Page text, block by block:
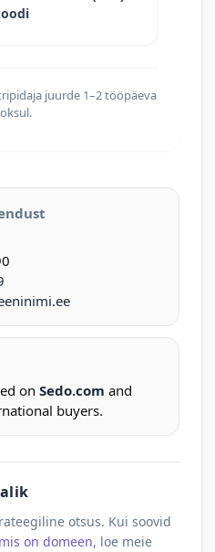
juurde 1–2 tööpäeva
on Sedo.com and
buyers.
otsus. Kui soovid
mis on domeen, loe meie